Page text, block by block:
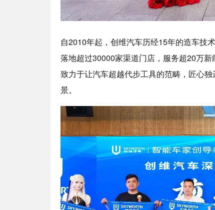
自2010年起，创维汽车历经15年的造车技
落地超过30000家渠道门店，服务超20万新
致力于让汽车超越代步工具的范畴，匠心
景。